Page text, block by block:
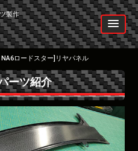
製作
ロードスター]リヤパネル
ーツ紹介